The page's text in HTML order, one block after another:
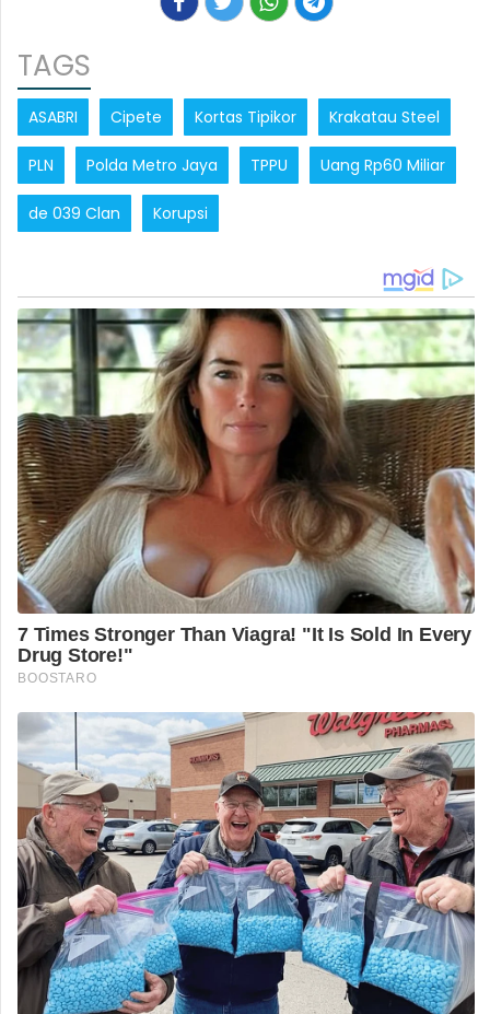
TAGS
ASABRI Cipete Kortas Tipikor Krakatau Steel
PLN Polda Metro Jaya TPPU Uang Rp60 Miliar
de 039 Clan Korupsi